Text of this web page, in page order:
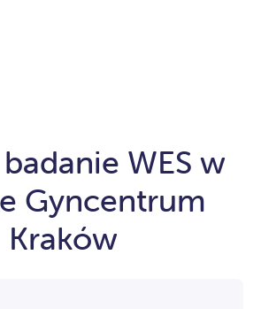
WES w
Gyncentrum
Kraków